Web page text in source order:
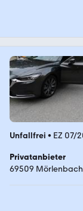
Unfallfrei • EZ 07/
Privatanbieter
69509